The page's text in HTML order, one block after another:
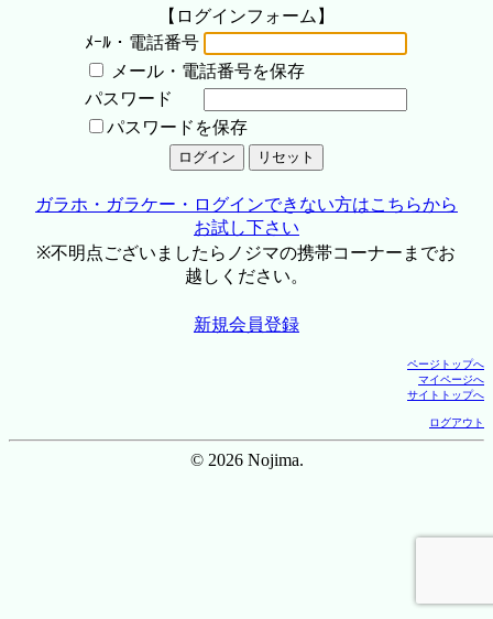
【ログインフォーム】
ﾒｰﾙ・電話番号
メール・電話番号を保存
パスワード
パスワードを保存
ガラホ・ガラケー・ログインできない方はこちらから
お試し下さい
※不明点ございましたらノジマの携帯コーナーまでお
越しください。
新規会員登録
ページトップへ
マイページへ
サイトトップへ
ログアウト
© 2026 Nojima.